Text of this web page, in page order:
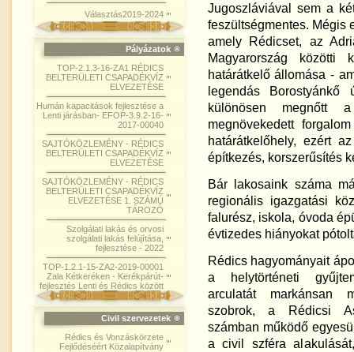
Választás2019-2024
Pályázatok
TOP-2.1.3-16-ZA1 RÉDICS
BELTERÜLETI CSAPADÉKVÍZ
ELVEZETÉSE
Humán kapacitások fejlesztése a
Lenti járásban- EFOP-3.9.2-16-
2017-00040
SAJTÓKÖZLEMÉNY - RÉDICS
BELTERÜLETI CSAPADÉKVÍZ
ELVEZETÉSE
SAJTÓKÖZLEMÉNY - RÉDICS
BELTERÜLETI CSAPADÉKVÍZ
ELVEZETÉSE 1. SZÁMÚ
TÁROZÓ
Szolgálati lakás és orvosi
szolgálati lakás felújítása,
fejlesztése - 2022
TOP-1.2.1-15-ZA2-2019-00001
Zala Kétkeréken - Kerékpárút-
fejlesztés Lenti és Rédics között
Civil szervezetek
Rédics és Vonzáskörzete
Fejlődéséért Közalapítvány
Jugoszláviával sem a
feszültségmentes. Mégis
amely Rédicset, az
Magyarország közötti
határátkelő állomása -
legendás
különösen megnőtt
megnövekedett
határátkelőhely, ezért
építkezés, korszerűsítés
Bár lakosaink száma
regionális igazgatási
falurész, iskola, óvoda
évtizedes hiányokat
Rédics hagyományait
a helytörténeti
arculatát markánsan
szobrok, a Rédicsi
számban működő
a civil szféra